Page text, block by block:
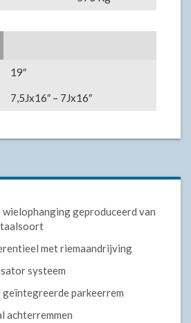
19″
7,5Jx16″ – 7Jx16″
geproduceerd van
met riemaandrijving
systeem
parkeerrem
achterremmen